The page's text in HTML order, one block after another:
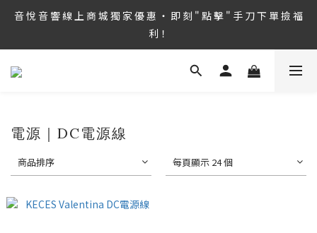
8/6 ~ 8/9 第36屆 TAA 國 際 Hi-End 音 響 大 展 情 熱 開 演 ‧  音 悅
音 響 1127 號 房 期 待 與 您 相 見
音 悅 音 響 線 上 商 城 獨 家 優 惠 ‧ 即 刻 " 點 擊 " 手 刀 下 單 撿 福
利！
音 悅 音 響 線 上 商 城 每 月 限 時 特 價 ‧ 趕 緊 " 點 擊 " 查 閱 即 享
音 響 1127 號 房 期 待 與 您 相 見
電源｜DC電源線
商品排序 每頁顯示 24 個